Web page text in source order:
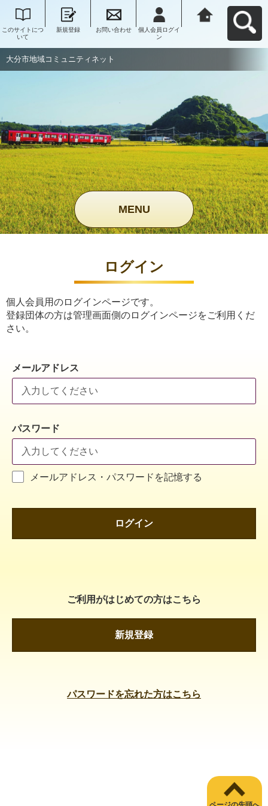
このサイトにつ
いて
新規登録 お問い合わせ
個人会員ログイ
ン
大分市地域コミュニティネット
MENU
ログイン
個人会員用のログインページです。
登録団体の方は管理画面側のログインページをご利用くだ
さい。
メールアドレス
パスワード
メールアドレス・パスワードを記憶する
ログイン
ご利用がはじめての方はこちら
新規登録
パスワードを忘れた方はこちら